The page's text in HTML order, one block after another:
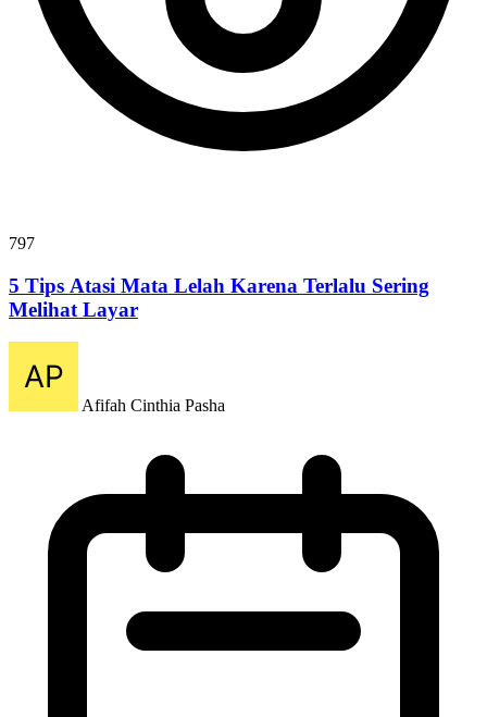
797
5 Tips Atasi Mata Lelah Karena Terlalu Sering
Melihat Layar
Afifah Cinthia Pasha